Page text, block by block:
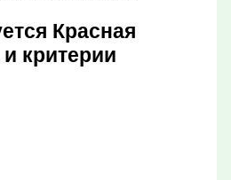
Красная
критерии